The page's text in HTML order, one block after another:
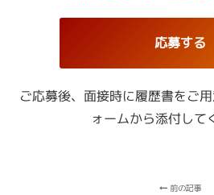
応募する
ご応募後、面接時に履歴書をご
ォームから添付して
前の記事